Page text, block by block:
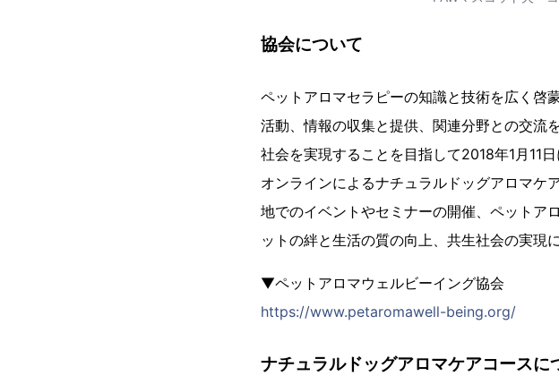
協会について
ペットアロマセラピーの知識と技術を広く啓
活動、情報の収集と提供、関連分野との交流
社会を実現することを目指して2018年1月11日
オンラインによるナチュラルドッグアロマケ
地でのイベントやセミナーの開催、ペットア
ットの絆と生活の質の向上、共生社会の実現
▼ペットアロマウェルビーイング協会
https://www.petaromawell-being.org/
ナチュラルドッグアロマケアコースに